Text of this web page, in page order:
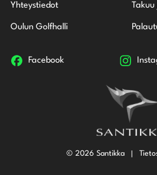
© 2026 Santikka
Yhteystiedot
Oulun Golfhalli
Facebook